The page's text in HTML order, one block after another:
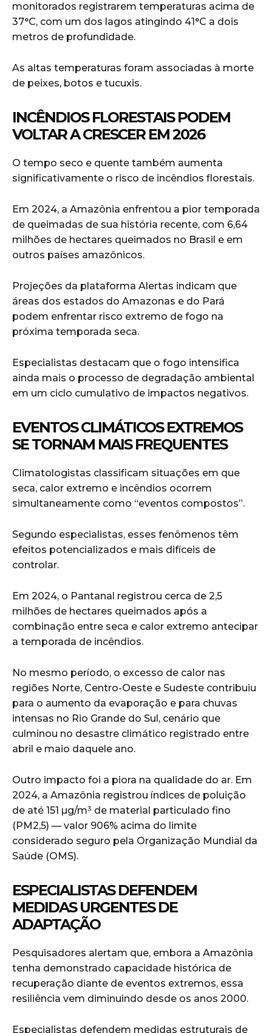
monitorados registrarem temperaturas acima de
37°C, com um dos lagos atingindo 41°C a dois
metros de profundidade.
As altas temperaturas foram associadas à morte
de peixes, botos e tucuxis.
INCÊNDIOS FLORESTAIS PODEM
VOLTAR A CRESCER EM 2026
O tempo seco e quente também aumenta
significativamente o risco de incêndios florestais.
Em 2024, a Amazônia enfrentou a pior temporada
de queimadas de sua história recente, com 6,64
milhões de hectares queimados no Brasil e em
outros países amazônicos.
Projeções da plataforma Alertas indicam que
áreas dos estados do Amazonas e do Pará
podem enfrentar risco extremo de fogo na
próxima temporada seca.
Especialistas destacam que o fogo intensifica
ainda mais o processo de degradação ambiental
em um ciclo cumulativo de impactos negativos.
EVENTOS CLIMÁTICOS EXTREMOS
SE TORNAM MAIS FREQUENTES
Climatologistas classificam situações em que
seca, calor extremo e incêndios ocorrem
simultaneamente como “eventos compostos”.
Segundo especialistas, esses fenômenos têm
efeitos potencializados e mais difíceis de
controlar.
Em 2024, o Pantanal registrou cerca de 2,5
milhões de hectares queimados após a
combinação entre seca e calor extremo antecipar
a temporada de incêndios.
No mesmo período, o excesso de calor nas
regiões Norte, Centro-Oeste e Sudeste contribuiu
para o aumento da evaporação e para chuvas
intensas no Rio Grande do Sul , cenário que
culminou no desastre climático registrado entre
abril e maio daquele ano.
Outro impacto foi a piora na qualidade do ar. Em
2024, a Amazônia registrou índices de poluição
de até 151 µg/m³ de material particulado fino
(PM2,5) — valor 906% acima do limite
considerado seguro pela Organização Mundial da
Saúde (OMS).
ESPECIALISTAS DEFENDEM
MEDIDAS URGENTES DE
ADAPTAÇÃO
Pesquisadores alertam que, embora a Amazônia
tenha demonstrado capacidade histórica de
recuperação diante de eventos extremos, essa
resiliência vem diminuindo desde os anos 2000.
Especialistas defendem medidas estruturais de